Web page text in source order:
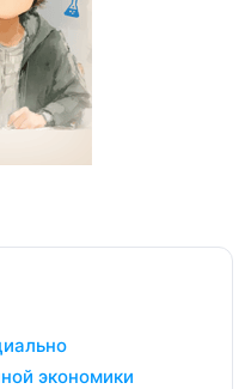
экономики